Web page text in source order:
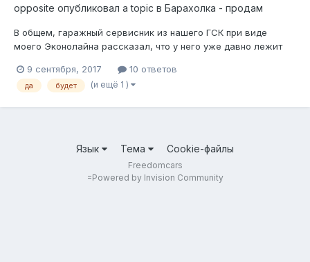
opposite опубликовал a topic в Барахолка - продам
В общем, гаражный сервисник из нашего ГСК при виде
моего Эконолайна рассказал, что у него уже давно лежит
свапать, но что-то заказчик передумал и груду запчастей
бросил в сервисе. Сейчас остался один мотор. Покупался от
9 сентября, 2017 10 ответов
да будет (и ещё 1 )
Язык Тема Cookie-файлы
Freedomcars
=Powered by Invision Community